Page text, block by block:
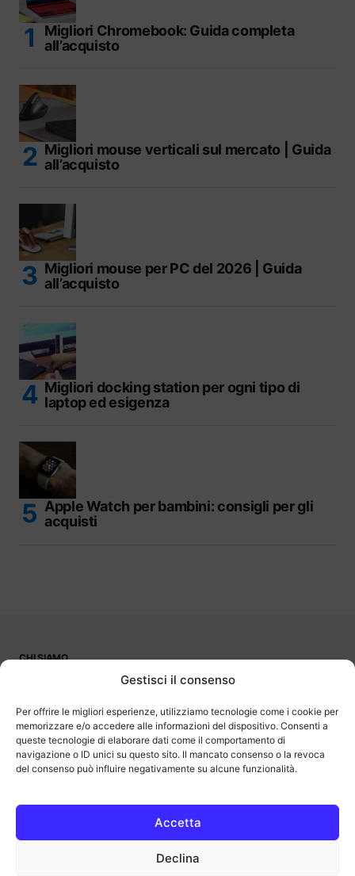
Gestisci il consenso
Per offrire le migliori esperienze, utilizziamo tecnologie come i cookie per
memorizzare e/o accedere alle informazioni del dispositivo. Consenti a
queste tecnologie di elaborare dati come il comportamento di
navigazione o ID unici su questo sito. Il mancato consenso o la revoca
del consenso può influire negativamente su alcune funzionalità.
Accetta
Declina
Migliori Chromebook: Guida completa
all’acquisto
Migliori mouse verticali sul mercato | Guida
all’acquisto
Migliori mouse per PC del 2026 | Guida
all’acquisto
Migliori docking station per ogni tipo di
laptop ed esigenza
Apple Watch per bambini: consigli per gli
acquisti
CHI SIAMO
OutOfBit
programma di affiliazione che consente ai siti di percepire una
commissione pubblicitaria pubblicizzando e fornendo link al sito
Amazon.it. Amazon e il logo Amazon sono marchi registrati di
Amazon.com, Inc. o delle sue affiliate.
COPYRIGHT © 2013-2025 OUTOFBIT P.IVA 04140830243, TUTTI I